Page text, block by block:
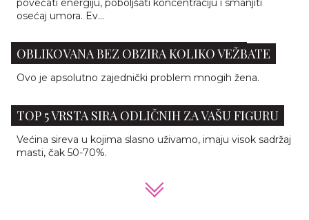
povećati energiju, poboljšati koncentraciju i smanjiti
osećaj umora. Ev...
OBLIKOVANA BEZ OBZIRA KOLIKO VEŽBATE
Ovo je apsolutno zajednički problem mnogih žena.
TOP 5 VRSTA SIRA ODLIČNIH ZA VAŠU FIGURU
Većina sireva u kojima slasno uživamo, imaju visok sadržaj
masti, čak 50-70%.